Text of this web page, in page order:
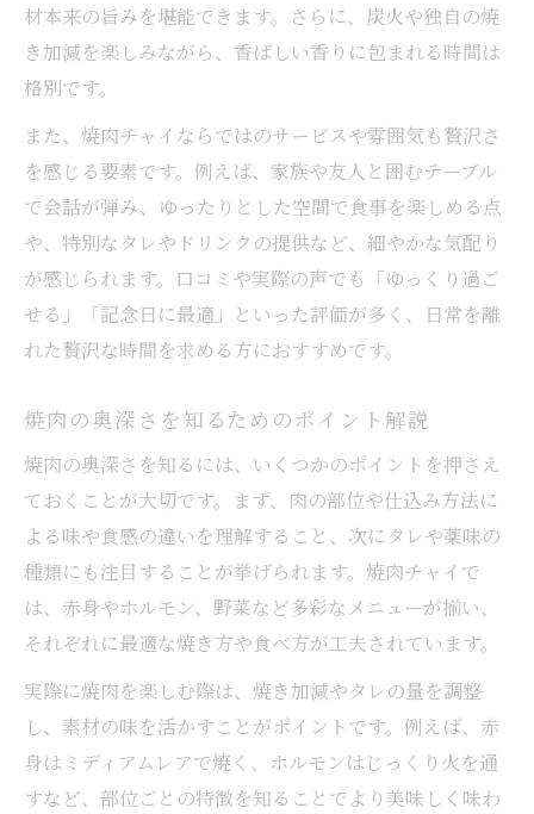
材本来の旨みを堪能できます。さらに、炭火や独自の焼
き加減を楽しみながら、香ばしい香りに包まれる時間は
格別です。
また、焼肉チャイならではのサービスや雰囲気も贅沢さ
を感じる要素です。例えば、家族や友人と囲むテーブル
で会話が弾み、ゆったりとした空間で食事を楽しめる点
や、特別なタレやドリンクの提供など、細やかな気配り
が感じられます。口コミや実際の声でも「ゆっくり過ご
せる」「記念日に最適」といった評価が多く、日常を離
れた贅沢な時間を求める方におすすめです。
焼肉の奥深さを知るためのポイント解説
焼肉の奥深さを知るには、いくつかのポイントを押さえ
ておくことが大切です。まず、肉の部位や仕込み方法に
よる味や食感の違いを理解すること、次にタレや薬味の
種類にも注目することが挙げられます。焼肉チャイで
は、赤身やホルモン、野菜など多彩なメニューが揃い、
それぞれに最適な焼き方や食べ方が工夫されています。
実際に焼肉を楽しむ際は、焼き加減やタレの量を調整
し、素材の味を活かすことがポイントです。例えば、赤
身はミディアムレアで焼く、ホルモンはじっくり火を通
すなど、部位ごとの特徴を知ることでより美味しく味わ